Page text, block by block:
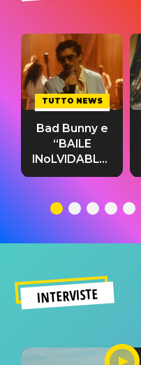
TUTTO NEWS
Bad Bunny e
“BAILE
INoLVIDABLE”:
testo,
significato
INTERVISTE